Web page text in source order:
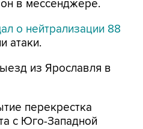
он в мессенджере.
о нейтрализации 88
атаки.
из Ярославля в
перекрестка
с Юго-Западной